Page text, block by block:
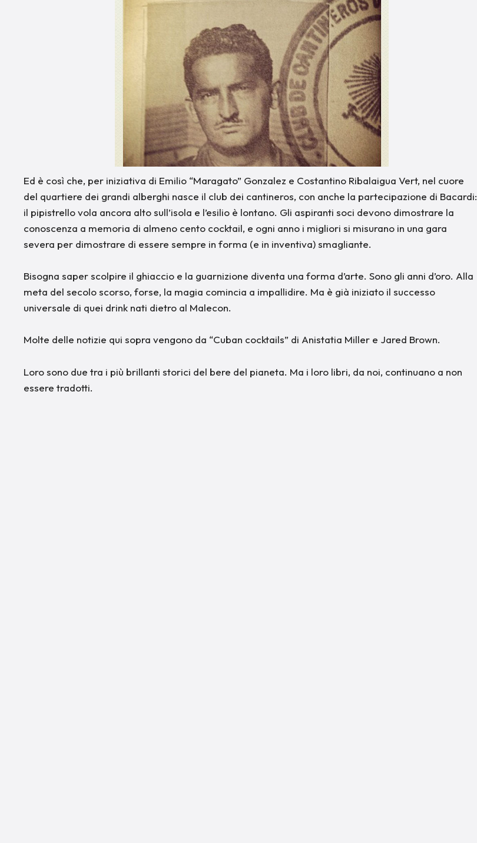
Ed è così che, per iniziativa di Emilio “Maragato” Gonzalez e Costantino Ribalaigua Vert, nel cuore
del quartiere dei grandi alberghi nasce il club dei cantineros, con anche la partecipazione di Bacardi:
il pipistrello vola ancora alto sull’isola e l’esilio è lontano. Gli aspiranti soci devono dimostrare la
conoscenza a memoria di almeno cento cocktail, e ogni anno i migliori si misurano in una gara
severa per dimostrare di essere sempre in forma (e in inventiva) smagliante.
Bisogna saper scolpire il ghiaccio e la guarnizione diventa una forma d’arte. Sono gli anni d’oro. Alla
meta del secolo scorso, forse, la magia comincia a impallidire. Ma è già iniziato il successo
universale di quei drink nati dietro al Malecon.
Molte delle notizie qui sopra vengono da “Cuban cocktails” di Anistatia Miller e Jared Brown.
Loro sono due tra i più brillanti storici del bere del pianeta. Ma i loro libri, da noi, continuano a non
essere tradotti.